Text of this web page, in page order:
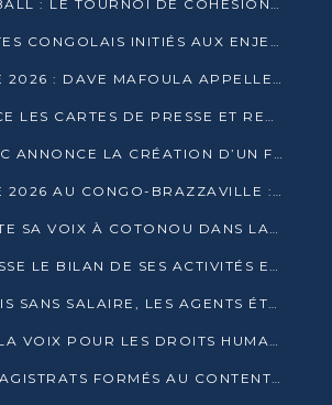
CONGO–HAND-BALL : LE TOURNOI DE COHÉSION ET DE FRATERNITÉ ALLUME SES LAMPIONS À BRAZZAVILLE
LES JOURNALISTES CONGOLAIS INITIÉS AUX ENJEUX DE L’ÉCONOMIE BLEUE
PRÉSIDENTIELLE 2026 : DAVE MAFOULA APPELLE LES CONGOLAIS À UN « NOUVEAU DÉPART »
LE CSLC RELANCE LES CARTES DE PRESSE ET RECONNAÎT OFFICIELLEMENT LES MÉDIAS EN LIGNE
MÉDIAS : LE CSLC ANNONCE LA CRÉATION D’UN FONDS D’APPUI À LA PRESSE
PRESIDENTIELLE 2026 AU CONGO-BRAZZAVILLE : UN CASTING ÉLARGI
LE CONGO PORTE SA VOIX À COTONOU DANS LA LUTTE CONTRE LA TUBERCULOSE
LA SOPRIM DRESSE LE BILAN DE SES ACTIVITÉS ET FIXE DE NOUVELLES PRIORITÉS
DGMRFE : 16 MOIS SANS SALAIRE, LES AGENTS ÉTOUFFENT DANS LE SILENCE
LE SLAM ÉLÈVE LA VOIX POUR LES DROITS HUMAINS À BRAZZAVILLE
JUSTICE : DES MAGISTRATS FORMÉS AU CONTENTIEUX DE LA PROPRIÉTÉ INTELLECTUELLE